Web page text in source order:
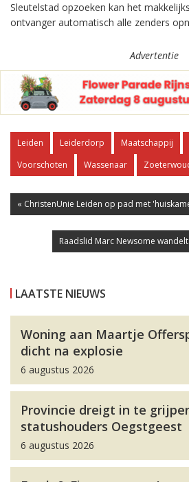
Sleutelstad opzoeken kan het
ontvanger automatisch alle zenders
Advertentie
Leiden Leiderdorp Maatschappij
Voorschoten
Wassenaar
« ChristenUnie Leiden op pad met
Raadslid Marc Newsome
LAATSTE NIEUWS
Woning aan Maartje
dicht na explosie
6 augustus 2026
Provincie dreigt in te
statushouders Oegstgeest
6 augustus 2026